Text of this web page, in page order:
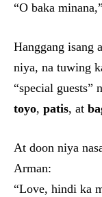
“O baka
Hanggang isang
niya, na tuwing
“special guests”
toyo, patis, at
At doon niya
Arman:
“Love, hindi ka